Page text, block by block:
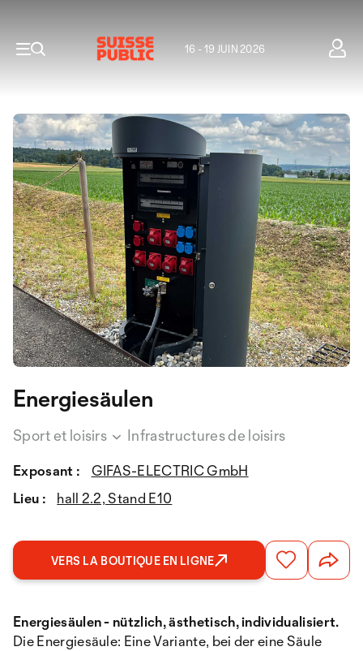
16 - 19 JUIN 2026
Energiesäulen
Sport et loisirs Infrastructures de loisirs
Exposant :
GIFAS-ELECTRIC GmbH
Lieu :
hall 2.2, Stand E10
VERS LA BOUTIQUE EN LIGNE
Energiesäulen - nützlich, ästhetisch, individualisiert.
Die Energiesäule: Eine Variante, bei der eine Säule